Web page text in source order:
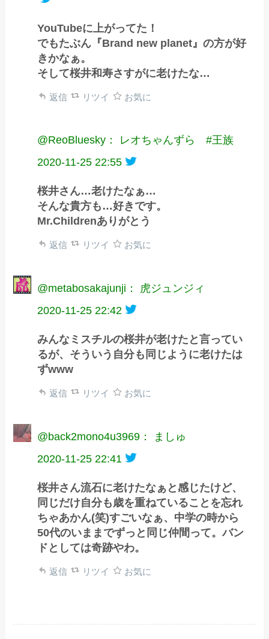
YouTubeに上がってた！
でもたぶん『Brand new planet』の方が好
きかなぁ。
そして桜井和寿さすがに老けたな…
返信 リツイ お気に
@ReoBluesky： レオちゃんずら #王族
2020-11-25 22:55
桜井さん…老けたなぁ…
そんな貴方も…好きです。
Mr.Childrenありがとう
返信 リツイ お気に
@metabosakajunji： 虎ジュンジィ
2020-11-25 22:42
みんなミスチルの桜井が老けたと言ってい
るが、そういう自分も同じように老けたは
ずwww
返信 リツイ お気に
@back2mono4u3969： ましゅ
2020-11-25 22:41
桜井さん流石に老けたなぁと感じたけど、
同じだけ自分も歳を重ねていることを忘れ
ちゃあかん(笑)すごいなぁ、中学の時から
50代のいままでずっと同じ仲間って。バン
ドとしては奇跡やわ。
返信 リツイ お気に